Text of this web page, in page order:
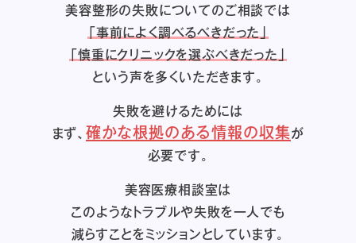
美容整形の失敗についてのご相談では
「事前によく調べるべきだった」
「慎重にクリニックを選ぶべきだった」
という声を多くいただきます。
失敗を避けるためには
まず、確かな根拠のある情報の収集が
必要です。
美容医療相談室は
このようなトラブルや失敗を一人でも
減らすことをミッションとしています。